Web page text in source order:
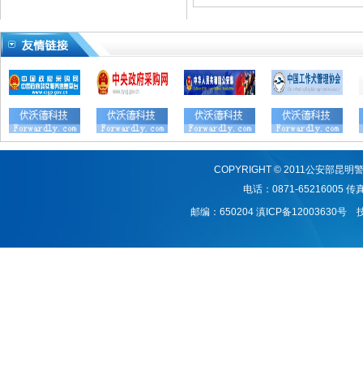
COPYRIGHT © 2011公安部昆明
电话：0871-65216005 传
邮编：650204 滇ICP备12003630号技